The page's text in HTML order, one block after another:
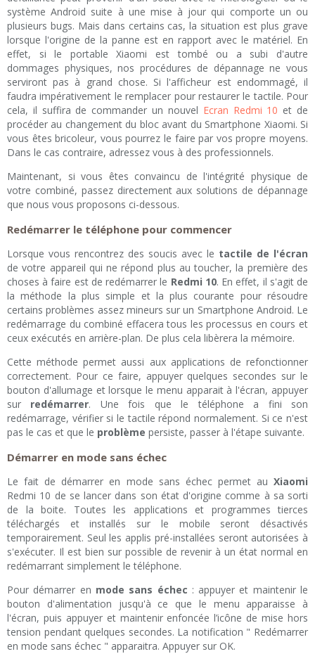
système Android suite à une mise à jour qui comporte un ou
plusieurs bugs. Mais dans certains cas, la situation est plus grave
lorsque l'origine de la panne est en rapport avec le matériel. En
effet, si le portable Xiaomi est tombé ou a subi d'autre
dommages physiques, nos procédures de dépannage ne vous
serviront pas à grand chose. Si l'afficheur est endommagé, il
faudra impérativement le remplacer pour restaurer le tactile. Pour
cela, il suffira de commander un nouvel Ecran Redmi 10 et de
procéder au changement du bloc avant du Smartphone Xiaomi. Si
vous êtes bricoleur, vous pourrez le faire par vos propre moyens.
Dans le cas contraire, adressez vous à des professionnels.
Maintenant, si vous êtes convaincu de l'intégrité physique de
votre combiné, passez directement aux solutions de dépannage
que nous vous proposons ci-dessous.
Redémarrer le téléphone pour commencer
Lorsque vous rencontrez des soucis avec le tactile de l'écran
de votre appareil qui ne répond plus au toucher, la première des
choses à faire est de redémarrer le Redmi 10. En effet, il s'agit de
la méthode la plus simple et la plus courante pour résoudre
certains problèmes assez mineurs sur un Smartphone Android. Le
redémarrage du combiné effacera tous les processus en cours et
ceux exécutés en arrière-plan. De plus cela libèrera la mémoire.
Cette méthode permet aussi aux applications de refonctionner
correctement. Pour ce faire, appuyer quelques secondes sur le
bouton d'allumage et lorsque le menu apparait à l'écran, appuyer
sur redémarrer. Une fois que le téléphone a fini son
redémarrage, vérifier si le tactile répond normalement. Si ce n'est
pas le cas et que le problème persiste, passer à l'étape suivante.
Démarrer en mode sans échec
Le fait de démarrer en mode sans échec permet au Xiaomi
Redmi 10 de se lancer dans son état d'origine comme à sa sorti
de la boite. Toutes les applications et programmes tierces
téléchargés et installés sur le mobile seront désactivés
temporairement. Seul les applis pré-installées seront autorisées à
s'exécuter. Il est bien sur possible de revenir à un état normal en
redémarrant simplement le téléphone.
Pour démarrer en mode sans échec : appuyer et maintenir le
bouton d'alimentation jusqu'à ce que le menu apparaisse à
l'écran, puis appuyer et maintenir enfoncée l’icône de mise hors
tension pendant quelques secondes. La notification " Redémarrer
en mode sans échec " apparaitra. Appuyer sur OK.